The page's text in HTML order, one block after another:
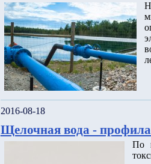
2016-08-18
Щелочная вода -
По